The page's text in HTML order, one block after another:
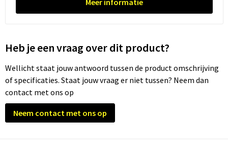
Meer informatie
Heb je een vraag over dit product?
Wellicht staat jouw antwoord tussen de product omschrijving
of specificaties. Staat jouw vraag er niet tussen? Neem dan
contact met ons op
Neem contact met ons op